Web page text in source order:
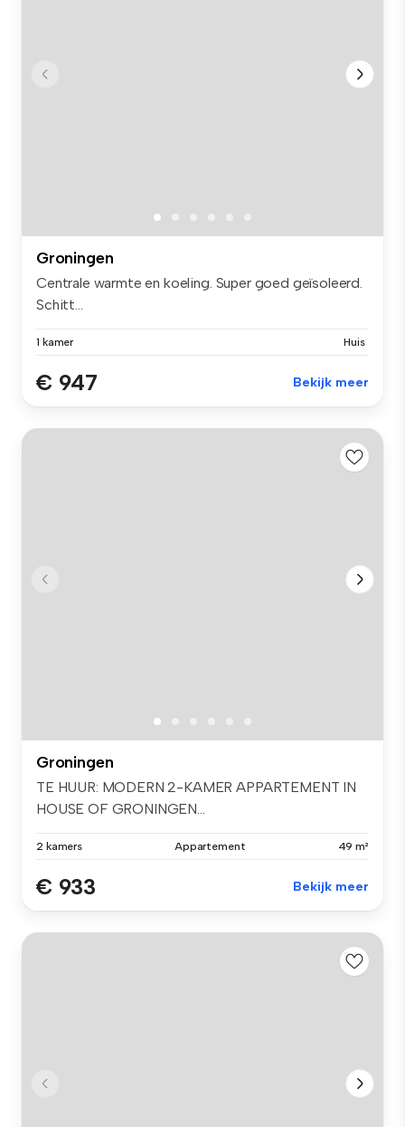
Groningen
Centrale warmte en koeling. Super goed geïsoleerd.
Schitt...
1 kamer Huis
€ 947 Bekijk meer
Groningen
TE HUUR: MODERN 2-KAMER APPARTEMENT IN
HOUSE OF GRONINGEN...
2 kamers Appartement 49 m²
€ 933 Bekijk meer